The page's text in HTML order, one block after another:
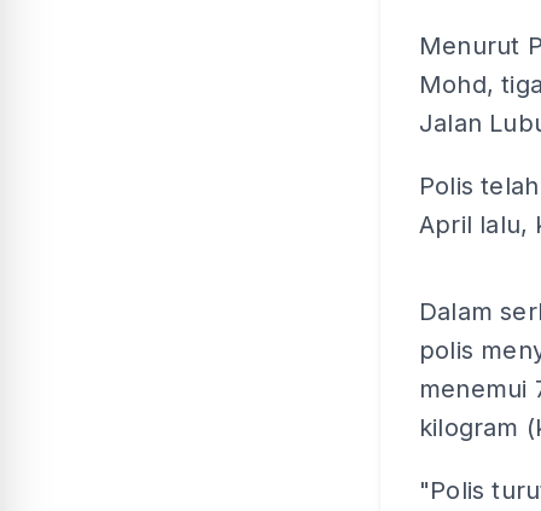
Menurut
Mohd,
Jalan
Polis
April lalu,
Dalam
polis
menemui
kilogram
"Polis